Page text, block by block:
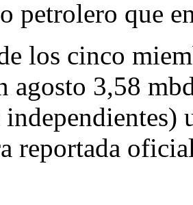
petrolero que
los cinco
agosto 3,58
reportada